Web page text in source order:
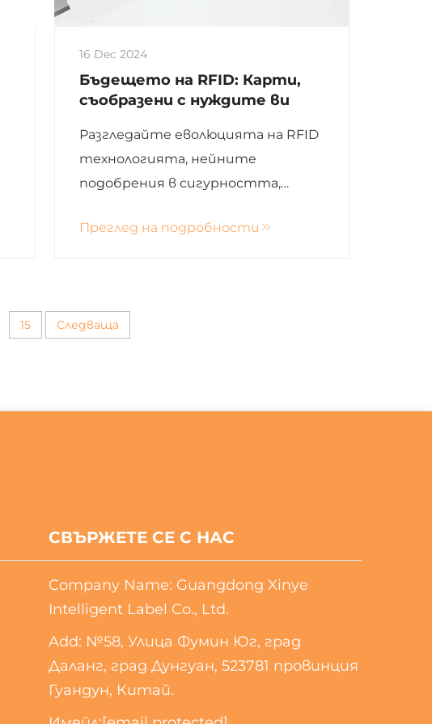
16 Dec 2024
Бъдещето на RFID: Карти,
съобразени с нуждите ви
Разгледайте еволюцията на RFID
технологията, нейните
подобрения в сигурността,
на карти и разнообразни
Преглед на подробности
15 Следваща
СВЪРЖЕТЕ СЕ С НАС
Company Name: Guangdong Xinye
Intelligent Label Co., Ltd.
Add: №58, Улица Фумин Юг, град
Даланг, град Дунгуан, 523781 провинция
Гуандун, Китай.